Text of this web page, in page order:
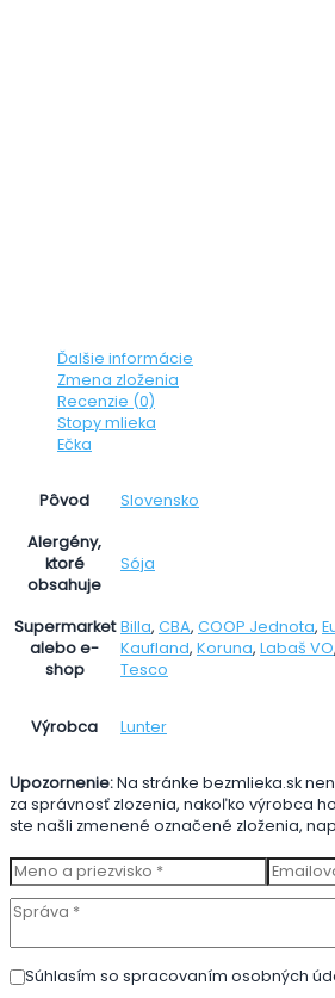
Ďalšie informácie
Zmena zloženia
Recenzie (0)
Stopy mlieka
Ečka
Pôvod Slovensko
Alergény,
ktoré
obsahuje
Sója
Supermarket
alebo e-
shop
Billa, CBA, COOP Jednota,
Kaufland, Koruna, Labaš VO,
Tesco
Výrobca Lunter
Upozornenie:Na stránke bezmlieka.sk
za správnosť zlozenia, nakoľko výrobca
ste našli zmenené označené zloženia,
Súhlasím so spracovaním osobných